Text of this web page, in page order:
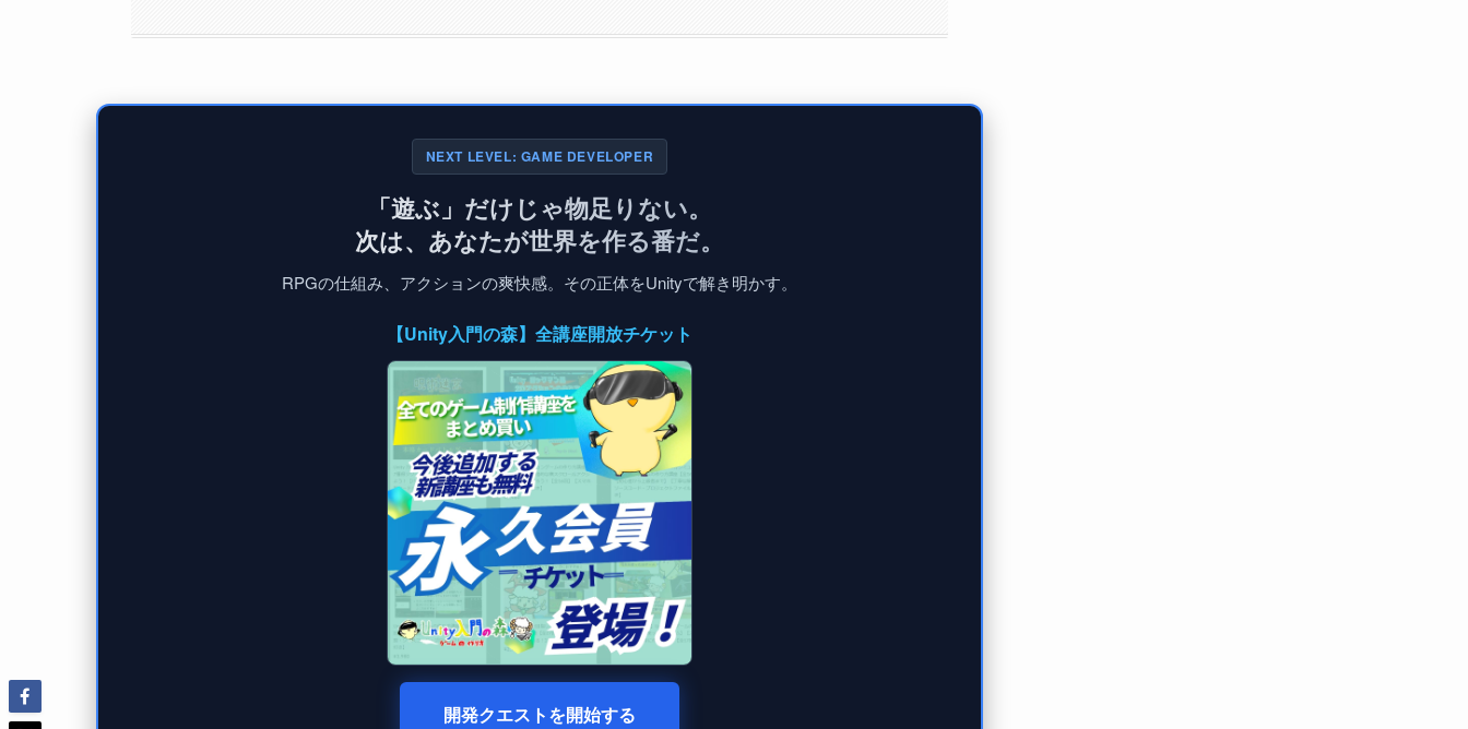
NEXT LEVEL: GAME DEVELOPER
「遊ぶ」だけじゃ物足りない。
次は、あなたが世界を作る番だ。
RPGの仕組み、アクションの爽快感。その正体をUnityで解き明かす。
【Unity入門の森】全講座開放チケット
開発クエストを開始する